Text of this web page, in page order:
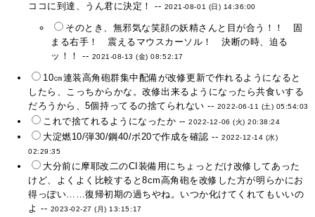
ココに到達、うん君に決定！ -- 2021-08-01 (日) 14:36:00
そのとき、無邪気な笑顔の妖精さんと目が合う！！ 固
まる右手！ 震えるマウスカーソル！ 決断の時、迫る
ッ！！ -- 2021-08-13 (金) 08:52:17
10㎝連装高角砲群集中配備が改修更新で作れるようになると
したら、こっちからかな。改修出来るようになったら共食いする
だろうから、5個持ってるの捨てられない -- 2022-06-11 (土) 05:54:03
これで捨てれるようになったか --2022-12-06 (火) 20:38:24
大淀燃10/弾30/鋼40/ボ20で作成を確認 --2022-12-14 (水)
02:29:35
大分前に摩耶改二のCI装備用にちょっとだけ改修してあった
けど、よくよく比較すると8cm高角砲を改修した方が明らかにお
得っぽい……復帰初期の過ちやね。いつか化けてくれてもいいの
よ -- 2023-02-27 (月) 13:15:17